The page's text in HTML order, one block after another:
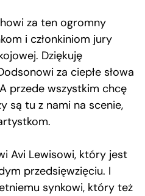
za ten ogromny
i członkiniom jury
Dziękuję
za ciepłe słowa
przede wszystkim chcę
są tu z nami na scenie,
Avi Lewisowi, który jest
przedsięwzięciu. I
synkowi, który też